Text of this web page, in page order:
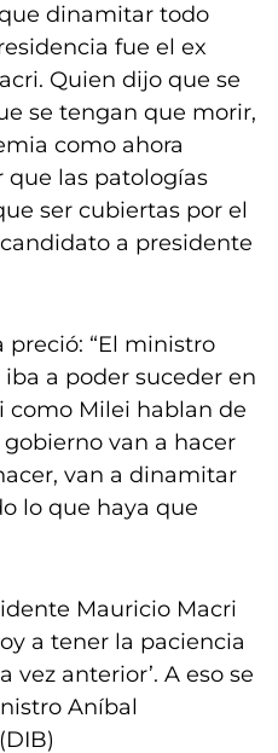
dinamitar todo
fue el ex
Quien dijo que se
se tengan que morir,
como ahora
que las patologías
ser cubiertas por el
a presidente
“El ministro
a poder suceder en
como Milei hablan de
van a hacer
van a dinamitar
lo que haya que
Mauricio Macri
a tener la paciencia
anterior’. A eso se
Aníbal